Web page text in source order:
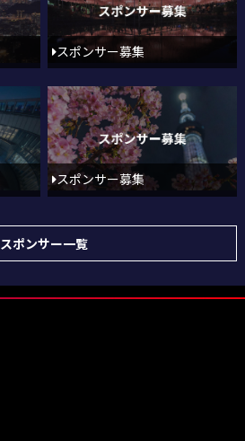
スポンサー募集
スポンサー募集
スポンサー一覧